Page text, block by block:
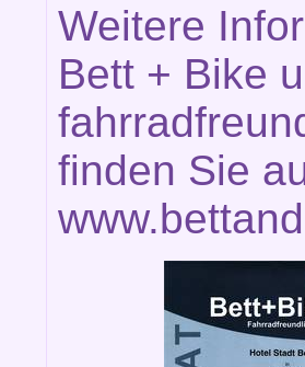
Weitere
Bett + Bike
finden Sie